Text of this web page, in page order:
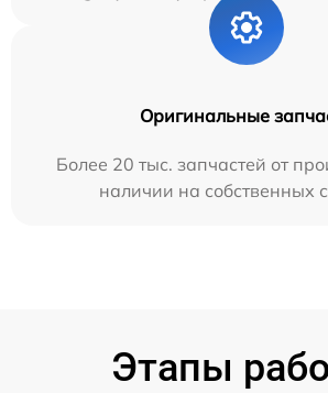
Оригинальные
Более 20 тыс. запчастей от
наличии на собственных
Этапы